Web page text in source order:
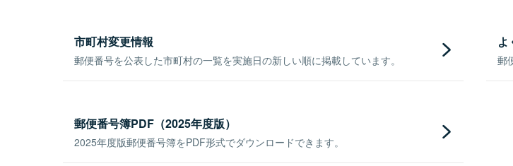
市町村変更情報
郵便番号を公表した市町村の一覧を実施日の新しい順に掲載しています。
よ
郵
郵便番号簿PDF（2025年度版）
2025年度版郵便番号簿をPDF形式でダウンロードできます。